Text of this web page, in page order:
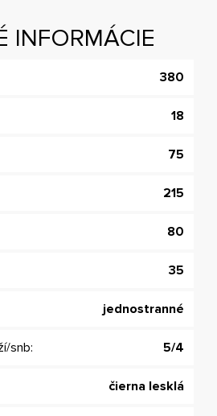
INFORMÁCIE
380
18
75
215
80
35
jednostranné
snb: 5/4
čierna lesklá